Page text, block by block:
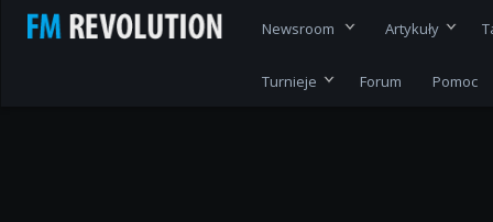
Newsroom Artykuły
Turnieje Forum Pomoc